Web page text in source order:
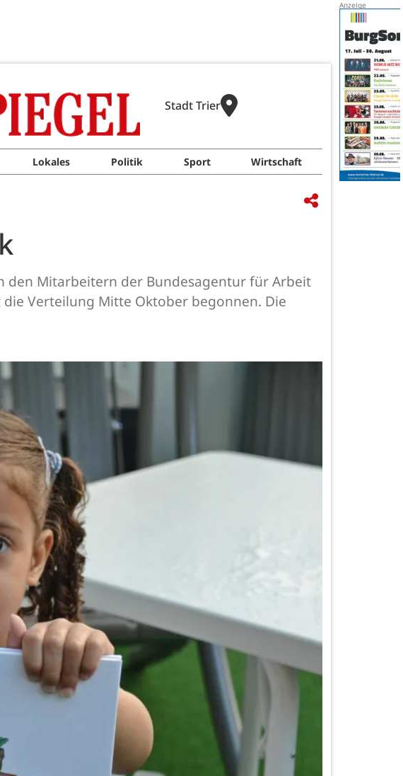
Stadt Trier
Lokales Politik Sport Wirtschaft
den Mitarbeitern der Bundesagentur für Arbeit
Verteilung Mitte Oktober begonnen. Die